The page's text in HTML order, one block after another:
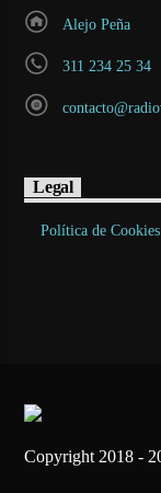
Alejo Peña
311 234 25 34
Legal
Política de Cookies
Copyright 2018 -